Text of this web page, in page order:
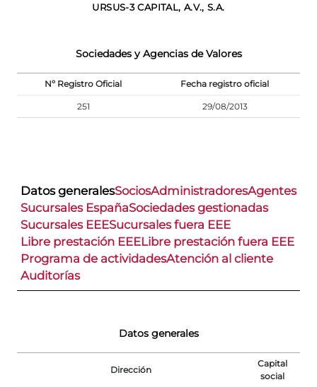
URSUS-3 CAPITAL, A.V., S.A.
Sociedades y Agencias de Valores
Nº Registro Oficial Fecha registro oficial
251 29/08/2013
Datos generalesSociosAdministradoresAgentes
Sucursales EspañaSociedades gestionadas
Sucursales EEESucursales fuera EEE
Libre prestación EEELibre prestación fuera EEE
Programa de actividadesAtención al cliente
Auditorías
Datos generales
Dirección
Capital
social